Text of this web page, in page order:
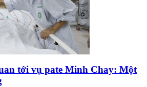
tới vụ pate Minh Chay: Một